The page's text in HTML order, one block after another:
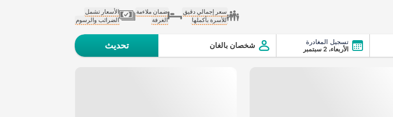
سعر إجمالي دقيق
للأسرة بأكملها
ضمان ملاءمة
الغرفة
الأسعار تشمل
الضرائب والرسوم
تسجيل المغادرة
الأربعاء، 2 سبتمبر
شخصان بالغان تحديث